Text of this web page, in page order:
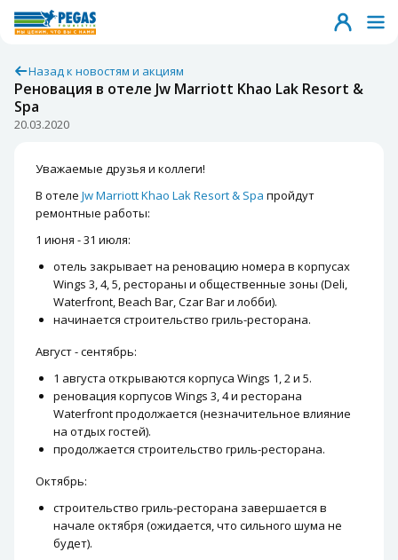
Назад к новостям и акциям
Реновация в отеле Jw Marriott Khao Lak Resort &
Spa
20.03.2020
Уважаемые друзья и коллеги!
В отеле Jw Marriott Khao Lak Resort & Spa пройдут
ремонтные работы:
1 июня - 31 июля:
отель закрывает на реновацию номера в корпусах
Wings 3, 4, 5, рестораны и общественные зоны (Deli,
Waterfront, Beach Bar, Czar Bar и лобби).
начинается строительство гриль-ресторана.
Август - сентябрь:
1 августа открываются корпуса Wings 1, 2 и 5.
реновация корпусов Wings 3, 4 и ресторана
Waterfront продолжается (незначительное влияние
на отдых гостей).
продолжается строительство гриль-ресторана.
Октябрь:
строительство гриль-ресторана завершается в
начале октября (ожидается, что сильного шума не
будет).